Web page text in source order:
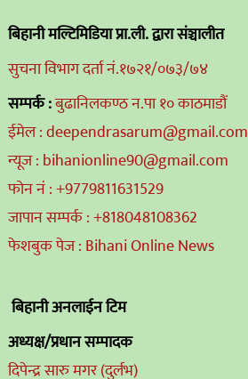
बिहानी मल्टिमिडिया प्रा.ली. द्वारा संञ्चालीत
सुचना विभाग दर्ता नं.१७२१/०७३/७४
सम्पर्क :बुढानिलकण्ठ न.पा १० काठमाडौं
ईमेल : deependrasarum@gmail.com
न्यूज : bihanionline90@gmail.com
फोन नं : +9779811631529
जापान सम्पर्क : +818048108362
फेशबुक पेज : Bihani Online News
बिहानी अनलाईन टिम
अध्यक्ष/प्रधान सम्पादक
दिपेन्द्र सारु मगर (दुर्लभ)